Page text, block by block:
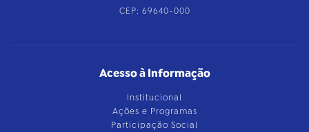
CEP: 69640-000
Acesso à Informação
Institucional
Ações e Programas
Participação Social